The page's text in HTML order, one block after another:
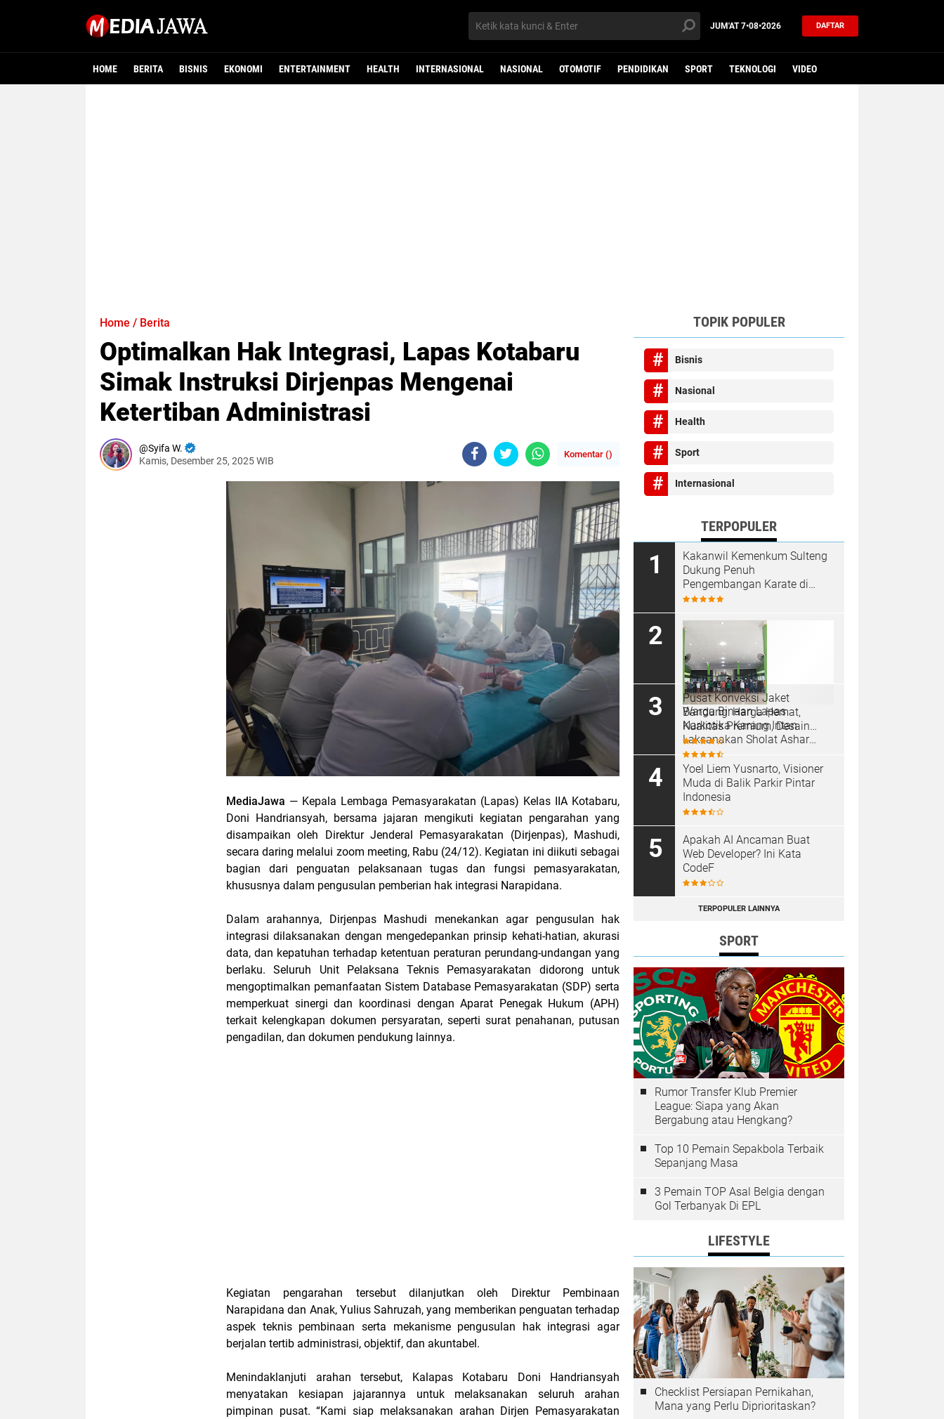
JUM'AT7•08•2026 DAFTAR
HOME BERITA BISNIS EKONOMI ENTERTAINMENT HEALTH INTERNASIONAL NASIONAL OTOMOTIF PENDIDIKAN SPORT TEKNOLOGI VIDEO
Home / Berita
Optimalkan Hak Integrasi, Lapas Kotabaru
Simak Instruksi Dirjenpas Mengenai
Ketertiban Administrasi
Syifa W.
Kamis, Desember 25, 2025 WIB
Komentar ()
MediaJawa — Kepala Lembaga Pemasyarakatan (Lapas) Kelas IIA Kotabaru,
Doni Handriansyah, bersama jajaran mengikuti kegiatan pengarahan yang
disampaikan oleh Direktur Jenderal Pemasyarakatan (Dirjenpas), Mashudi,
secara daring melalui zoom meeting, Rabu (24/12). Kegiatan ini diikuti sebagai
bagian dari penguatan pelaksanaan tugas dan fungsi pemasyarakatan,
khususnya dalam pengusulan pemberian hak integrasi Narapidana.
Dalam arahannya, Dirjenpas Mashudi menekankan agar pengusulan hak
integrasi dilaksanakan dengan mengedepankan prinsip kehati-hatian, akurasi
data, dan kepatuhan terhadap ketentuan peraturan perundang-undangan yang
berlaku. Seluruh Unit Pelaksana Teknis Pemasyarakatan didorong untuk
mengoptimalkan pemanfaatan Sistem Database Pemasyarakatan (SDP) serta
memperkuat sinergi dan koordinasi dengan Aparat Penegak Hukum (APH)
terkait kelengkapan dokumen persyaratan, seperti surat penahanan, putusan
pengadilan, dan dokumen pendukung lainnya.
Kegiatan pengarahan tersebut dilanjutkan oleh Direktur Pembinaan
Narapidana dan Anak, Yulius Sahruzah, yang memberikan penguatan terhadap
aspek teknis pembinaan serta mekanisme pengusulan hak integrasi agar
berjalan tertib administrasi, objektif, dan akuntabel.
Menindaklanjuti arahan tersebut, Kalapas Kotabaru Doni Handriansyah
menyatakan kesiapan jajarannya untuk melaksanakan seluruh arahan
pimpinan pusat. “Kami siap melaksanakan arahan Dirjen Pemasyarakatan
TOPIK POPULER
Bisnis
Nasional
Health
Sport
Internasional
TERPOPULER
Kakanwil Kemenkum Sulteng
Dukung Penuh
Pengembangan Karate di
Bumi Seribu Megalith
Warga Binaan Lapas
Narkotika Karang Intan
Laksanakan Sholat Ashar
Berjamaah di Masjid At-
Taubah
Pusat Konveksi Jaket
Bandung: Harga Hemat,
Kualitas Premium, Desain
Custom
Yoel Liem Yusnarto, Visioner
Muda di Balik Parkir Pintar
Indonesia
Apakah AI Ancaman Buat
Web Developer? Ini Kata
CodeF
TERPOPULER LAINNYA
SPORT
Rumor Transfer Klub Premier
League: Siapa yang Akan
Bergabung atau Hengkang?
Top 10 Pemain Sepakbola Terbaik
Sepanjang Masa
3 Pemain TOP Asal Belgia dengan
Gol Terbanyak Di EPL
LIFESTYLE
Checklist Persiapan Pernikahan,
Mana yang Perlu Diprioritaskan?